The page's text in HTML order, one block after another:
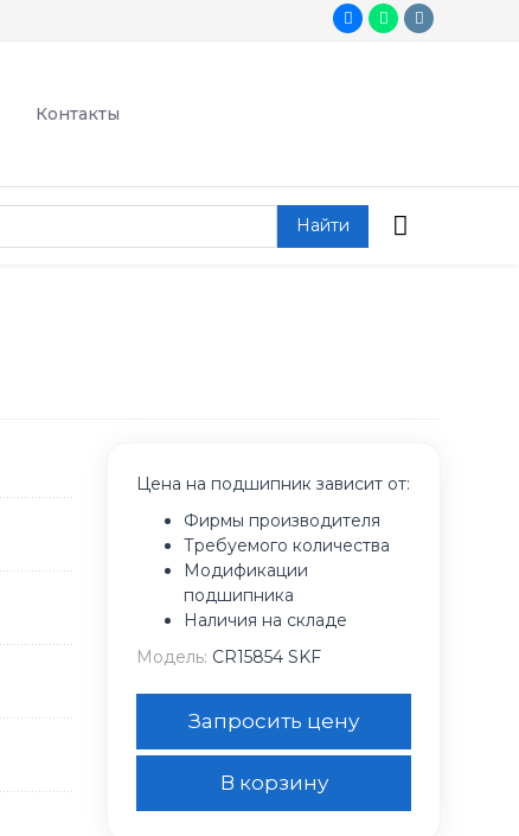
Контакты
Найти
Цена на подшипник зависит от:
Фирмы производителя
Требуемого количества
Модификации
подшипника
Наличия на складе
Модель: CR15854 SKF
Запросить цену
В корзину